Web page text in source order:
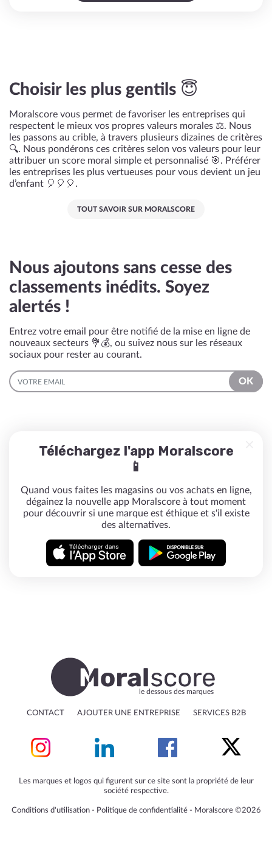
Choisir les plus gentils 😇
Moralscore vous permet de favoriser les entreprises qui
respectent le mieux vos propres valeurs morales ⚖️. Nous
les passons au crible, à travers plusieurs dizaines de critères
🔍. Nous pondérons ces critères selon vos valeurs pour leur
attribuer un score moral simple et personnalisé 🎯. Préférer
les entreprises les plus vertueuses pour vous devient un jeu
d’enfant 🎈🎈🎈.
TOUT SAVOIR SUR MORALSCORE
Nous ajoutons sans cesse des
classements inédits. Soyez
alertés !
Entrez votre email pour être notifié de la mise en ligne de
nouveaux secteurs 💐💰, ou suivez nous sur les réseaux
sociaux pour rester au courant.
EMAIL
OK
Téléchargez l'app Moralscore
📱
Quand vous faites les magasins ou vos achats en ligne,
dégainez la nouvelle app Moralscore à tout moment
pour découvrir si une marque est éthique et s'il existe
des alternatives.
le dessous des marques
CONTACT AJOUTER UNE ENTREPRISE SERVICES B2B
Les marques et logos qui figurent sur ce site sont la propriété de leur
société respective.
Conditions d'utilisation‐ Politique de confidentialité‐ Moralscore ©2026